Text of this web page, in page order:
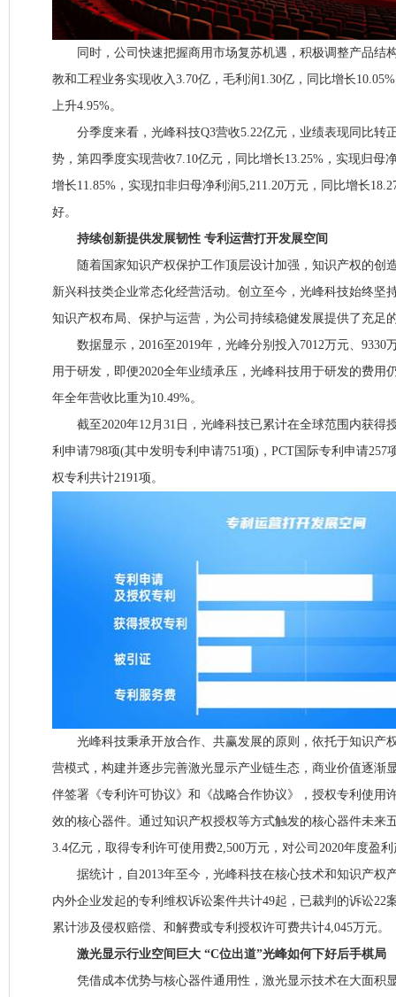
同时，公司快速把握商用市场复苏机遇，积极调整产品结
教和工程业务实现收入3.70亿，毛利润1.30亿，同比增长
上升4.95%。
分季度来看，光峰科技Q3营收5.22亿元，业绩表现同比转
势，第四季度实现营收7.10亿元，同比增长13.25%，实现归母
增长11.85%，实现扣非归母净利润5,211.20万元，同比增长
好。
持续创新提供发展韧性 专利运营打开发展空间
随着国家知识产权保护工作顶层设计加强，知识产权的创
新兴科技类企业常态化经营活动。创立至今，光峰科技始终坚
知识产权布局、保护与运营，为公司持续稳健发展提供了充足
数据显示，2016至2019年，光峰分别投入7012万元、9330
用于研发，即便2020全年业绩承压，光峰科技用于研发的费用
年全年营收比重为10.49%。
截至2020年12月31日，光峰科技已累计在全球范围内获得
利申请798项(其中发明专利申请751项)，PCT国际专利申请257
权专利共计2191项。
光峰科技秉承开放合作、共赢发展的原则，依托于知识产
营模式，构建并逐步完善激光显示产业链生态，商业价值逐渐
伴签署《专利许可协议》和《战略合作协议》，授权专利使用
效的核心器件。通过知识产权授权等方式触发的核心器件未来
3.4亿元，取得专利许可使用费2,500万元，对公司2020年度盈
据统计，自2013年至今，光峰科技在核心技术和知识产权
内外企业发起的专利维权诉讼案件共计49起，已裁判的诉讼22
累计涉及侵权赔偿、和解费或专利授权许可费共计4,045万元。
激光显示行业空间巨大 “C位出道”光峰如何下好后手棋局
凭借成本优势与核心器件通用性，激光显示技术在大面积